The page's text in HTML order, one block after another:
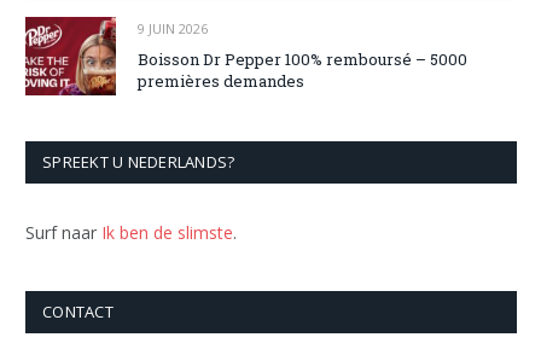
9 JUIN 2026
Boisson Dr Pepper 100% remboursé – 5000
premières demandes
SPREEKT U NEDERLANDS?
Surf naar Ik ben de slimste.
CONTACT